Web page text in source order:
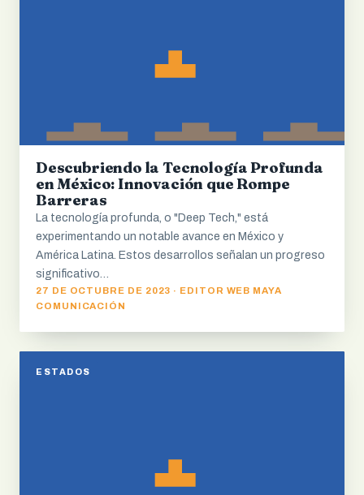
Descubriendo la Tecnología Profunda
en México: Innovación que Rompe
Barreras
La tecnología profunda, o "Deep Tech," está
experimentando un notable avance en México y
América Latina. Estos desarrollos señalan un progreso
significativo…
27 DE OCTUBRE DE 2023 · EDITOR WEB MAYA
COMUNICACIÓN
ESTADOS